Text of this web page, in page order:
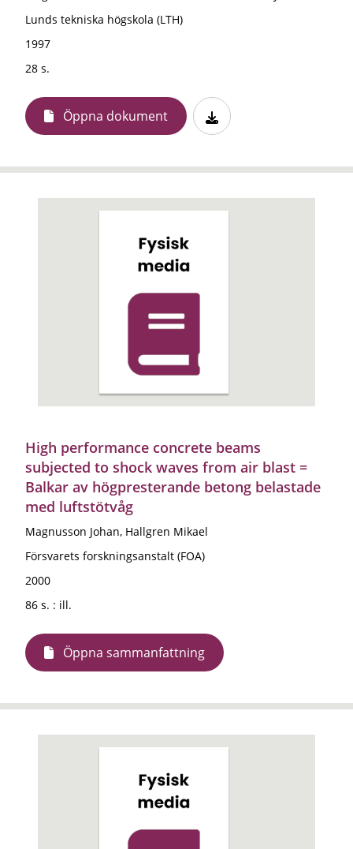
Lunds tekniska högskola (LTH)
1997
28 s.
Öppna dokument
High performance concrete beams
subjected to shock waves from air blast =
Balkar av högpresterande betong belastade
med luftstötvåg
Magnusson Johan, Hallgren Mikael
Försvarets forskningsanstalt (FOA)
2000
86 s. : ill.
Öppna sammanfattning